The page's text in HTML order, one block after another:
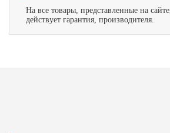
На все товары, представленные на сайте,
действует гарантия, производителя.